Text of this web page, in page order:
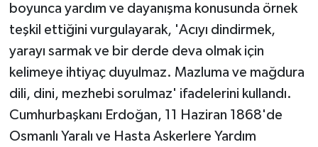
boyunca yardım ve dayanışma konusunda örnek
teşkil ettiğini vurgulayarak, 'Acıyı dindirmek,
yarayı sarmak ve bir derde deva olmak için
kelimeye ihtiyaç duyulmaz. Mazluma ve mağdura
dili, dini, mezhebi sorulmaz' ifadelerini kullandı.
Cumhurbaşkanı Erdoğan, 11 Haziran 1868'de
Osmanlı Yaralı ve Hasta Askerlere Yardım